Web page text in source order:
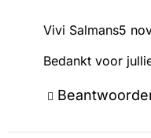
Vivi Salmans5
Bedankt voor